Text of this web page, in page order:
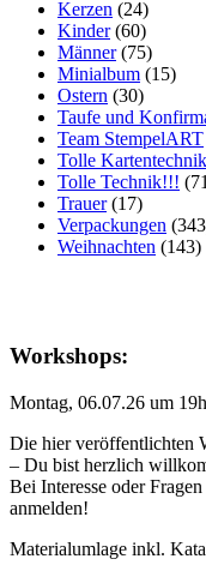
Kerzen (24)
Kinder(60)
Männer(75)
Minialbum (15)
Ostern (30)
Taufe und
Team StempelART
Tolle
Tolle Technik!!!
Trauer(17)
Verpackungen
Weihnachten (143)
Workshops:
Montag, 06.07.26 um 19h
Die hier veröffentlichten
– Du bist herzlich
Bei Interesse oder
anmelden!
Materialumlage inkl.